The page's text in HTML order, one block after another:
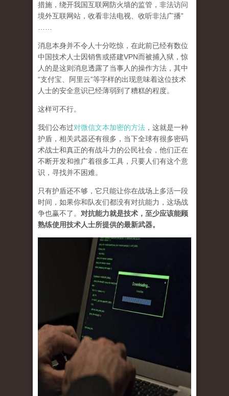
措施，绕开我国互联网防火墙的监管，非法访问
境外互联网站，收看非法电视、收听非法广播”
消息本身并不令人十分吃惊，在此前已经有数位
中国技术人士因销售或搭建VPN而被捕入狱，惊
人的是这则消息透露了当事人的操作方法，其中
“支付宝、阿里云”等字样的出现意味着这位技术
人士的安全意识已经薄弱到了糟糕的程度。
这样可不行。
我们公布过对微信文本加密的方法 ，这就是一种
护盾，相关武器还有很多，当下全球有很多密码
术战士和真正的有战斗力的公民社会，他们正在
不断开发和推广着很多工具，只要人们有这个意
识，寻找并不困难。
只有护盾还不够，它只能让你在战场上多活一段
时间，如果你和队友们都没有对抗能力，这场战
争也赢不了。 对抗能力就是技术，至少应该能顾
熟练使用技术人士所提供的最新武器。